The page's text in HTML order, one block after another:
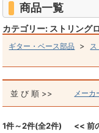
商品一覧
カテゴリー: ストリング
ギター・ベース部品 > ス
並 び 順 >> メーカ
1件～2件(全2件) << 前